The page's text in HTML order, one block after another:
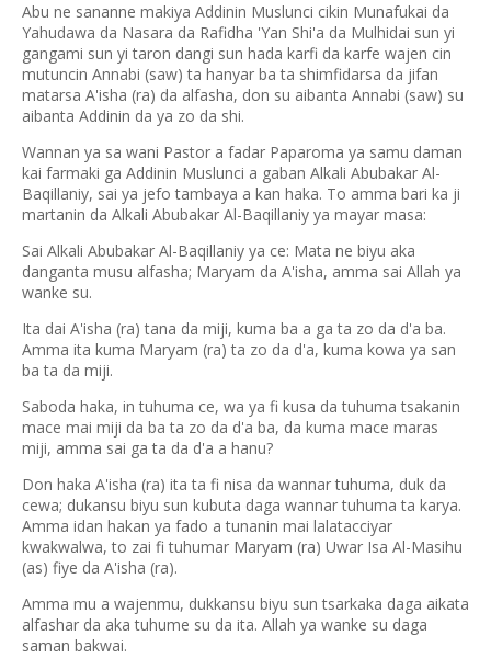
Abu ne sananne makiya Addinin Muslunci cikin Munafukai da
Yahudawa da Nasara da Rafidha 'Yan Shi'a da Mulhidai sun yi
gangami sun yi taron dangi sun hada karfi da karfe wajen cin
mutuncin Annabi (saw) ta hanyar ba ta shimfidarsa da jifan
matarsa A'isha (ra) da alfasha, don su aibanta Annabi (saw) su
aibanta Addinin da ya zo da shi.
Wannan ya sa wani Pastor a fadar Paparoma ya samu daman
kai farmaki ga Addinin Muslunci a gaban Alkali Abubakar Al-
Baqillaniy, sai ya jefo tambaya a kan haka. To amma bari ka ji
martanin da Alkali Abubakar Al-Baqillaniy ya mayar masa:
Sai Alkali Abubakar Al-Baqillaniy ya ce: Mata ne biyu aka
danganta musu alfasha; Maryam da A'isha, amma sai Allah ya
wanke su.
Ita dai A'isha (ra) tana da miji, kuma ba a ga ta zo da d'a ba.
Amma ita kuma Maryam (ra) ta zo da d'a, kuma kowa ya san
ba ta da miji.
Saboda haka, in tuhuma ce, wa ya fi kusa da tuhuma tsakanin
mace mai miji da ba ta zo da d'a ba, da kuma mace maras
miji, amma sai ga ta da d'a a hanu?
Don haka A'isha (ra) ita ta fi nisa da wannar tuhuma, duk da
cewa; dukansu biyu sun kubuta daga wannar tuhuma ta karya.
Amma idan hakan ya fado a tunanin mai lalatacciyar
kwakwalwa, to zai fi tuhumar Maryam (ra) Uwar Isa Al-Masihu
(as) fiye da A'isha (ra).
Amma mu a wajenmu, dukkansu biyu sun tsarkaka daga aikata
alfashar da aka tuhume su da ita. Allah ya wanke su daga
saman bakwai.